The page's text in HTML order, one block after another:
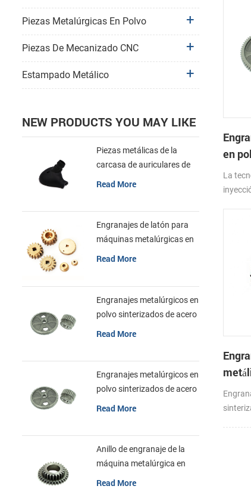
en
La
bajo
Piezas Metalúrgicas En Polvo
Piezas De Mecanizado CNC
Estampado Metálico
NEW PRODUCTS YOU MAY LIKE
Piezas metálicas de la
carcasa de auriculares de
componentes electrónicos
Read More
Engranajes de latón para
máquinas metalúrgicas en
polvo sinterizadas de acero
Read More
Engranajes metalúrgicos en
polvo sinterizados de acero
inoxidable
Read More
Engranajes metalúrgicos en
polvo sinterizados de acero
inoxidable
Read More
Anillo de engranaje de la
máquina metalúrgica en
polvo sinterizada de acero
Read More